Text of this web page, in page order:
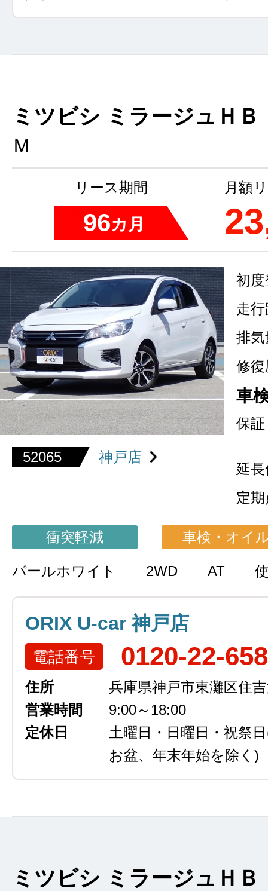
ミツビシ ミラージュＨＢ
Ｍ
リース期間
96カ月
月額
52065 神戸店
初
走
排気
修復
車
保証
延
定
衝突軽減 車検・オイ
パールホワイト 2WD AT
ORIX U-car 神戸店
電話番号 0120-22-
住所
兵庫県神戸市東灘区住
営業時間
9:00～18:00
定休日
土曜日・日曜日・祝祭日
お盆、年末年始を除く)
ミツビシ ミラージュＨＢ